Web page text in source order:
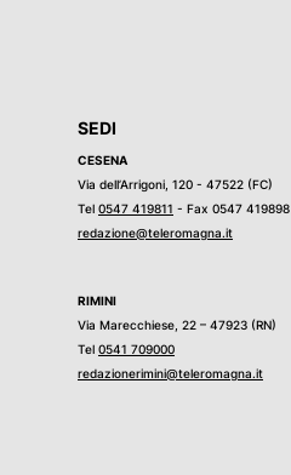
SEDI
CESENA
Via dell’Arrigoni, 120 - 47522 (FC)
Tel 0547 419811 - Fax 0547 419898
redazione@teleromagna.it
RIMINI
Via Marecchiese, 22 – 47923 (RN)
Tel 0541 709000
redazionerimini@teleromagna.it